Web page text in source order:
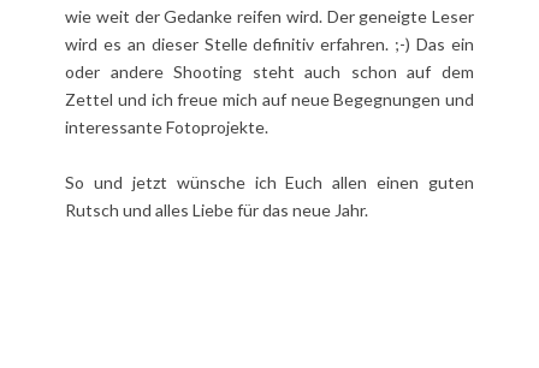
wie weit der Gedanke reifen wird. Der geneigte Leser
wird es an dieser Stelle definitiv erfahren. ;-) Das ein
oder andere Shooting steht auch schon auf dem
Zettel und ich freue mich auf neue Begegnungen und
interessante Fotoprojekte.
So und jetzt wünsche ich Euch allen einen guten
Rutsch und alles Liebe für das neue Jahr.